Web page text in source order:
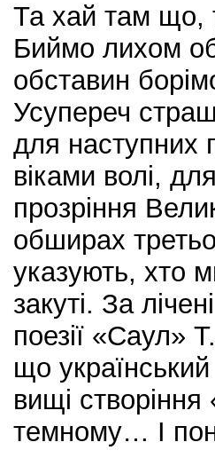
Та хай там що,
Биймо лихом
обставин
Усупереч
для наступних
віками волі,
прозріння
обширах
указують, хто
закуті. За
поезії «Саул»
що
вищі
темному… І